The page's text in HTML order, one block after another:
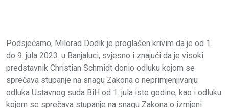
Podsjećamo, Milorad Dodik je proglašen krivim da je od 1.
do 9. jula 2023. u Banjaluci, svjesno i znajući da je visoki
predstavnik Christian Schmidt donio odluku kojom se
sprečava stupanje na snagu Zakona o neprimjenjivanju
odluka Ustavnog suda BiH od 1. jula iste godine, kao i odluku
kojom se sprečava stupanje na snagu Zakona o izmjeni